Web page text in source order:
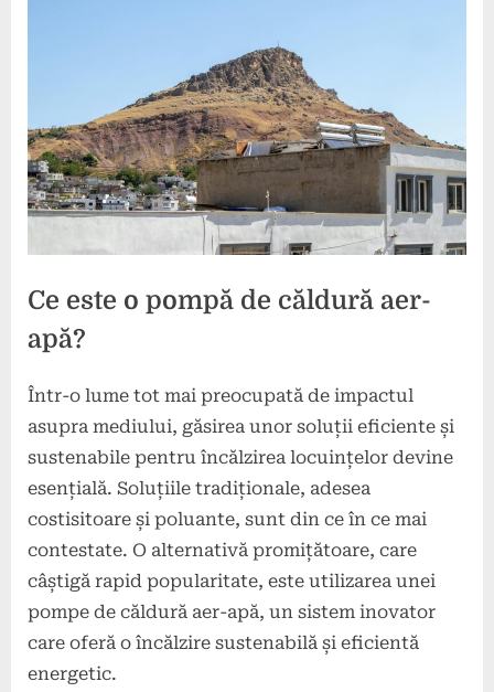
Ce este o pompă de căldură aer-
apă?
Posted
on
29
mai
2025
By
press
Într-o lume tot mai preocupată de impactul
asupra mediului, găsirea unor soluții eficiente și
sustenabile pentru încălzirea locuințelor devine
esențială. Soluțiile tradiționale, adesea
costisitoare și poluante, sunt din ce în ce mai
contestate. O alternativă promițătoare, care
câștigă rapid popularitate, este utilizarea unei
pompe de căldură aer-apă, un sistem inovator
care oferă o încălzire sustenabilă și eficientă
energetic.